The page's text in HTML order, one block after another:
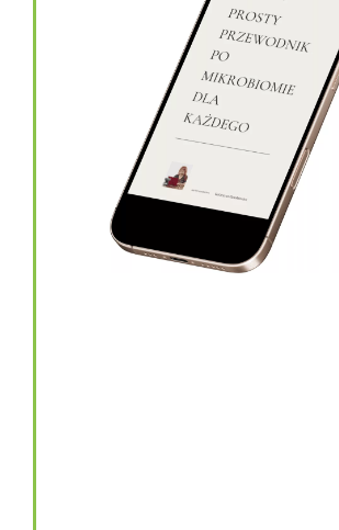
topinambur w kapsułkach